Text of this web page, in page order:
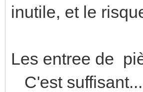
inutile, et le
Les entree de
C'est suffisant...